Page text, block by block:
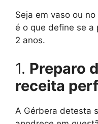
Seja em vaso ou
é o que define se a
2 anos.
1. Preparo
receita
A Gérbera detesta